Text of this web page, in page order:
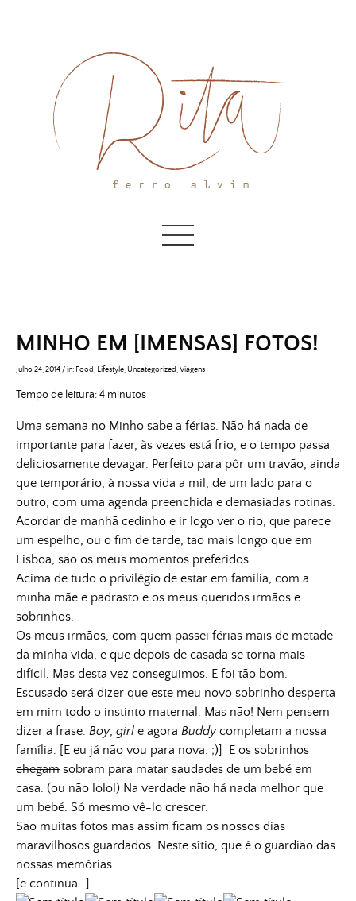
MINHO EM [IMENSAS] FOTOS!
Julho 24, 2014/in: Food Lifestyle Uncategorized Viagens
Tempo de leitura:4 minutos
Uma semana no Minho sabe a férias. Não há nada de
importante para fazer, às vezes está frio, e o tempo passa
deliciosamente devagar. Perfeito para pôr um travão, ainda
que temporário, à nossa vida a mil, de um lado para o
outro, com uma agenda preenchida e demasiadas rotinas.
Acordar de manhã cedinho e ir logo ver o rio, que parece
um espelho, ou o fim de tarde, tão mais longo que em
Lisboa, são os meus momentos preferidos.
Acima de tudo o privilégio de estar em família, com a
minha mãe e padrasto e os meus queridos irmãos e
sobrinhos.
Os meus irmãos, com quem passei férias mais de metade
da minha vida, e que depois de casada se torna mais
difícil. Mas desta vez conseguimos. E foi tão bom.
Escusado será dizer que este meu novo sobrinho desperta
em mim todo o instinto maternal. Mas não! Nem pensem
dizer a frase. Boy, girl e agora Buddycompletam a nossa
família. [E eu já não vou para nova. ;)] E os sobrinhos
chegam sobram para matar saudades de um bebé em
casa. (ou não lolol) Na verdade não há nada melhor que
um bebé. Só mesmo vê-lo crescer.
São muitas fotos mas assim ficam os nossos dias
maravilhosos guardados. Neste sítio, que é o guardião das
nossas memórias.
[e continua…]